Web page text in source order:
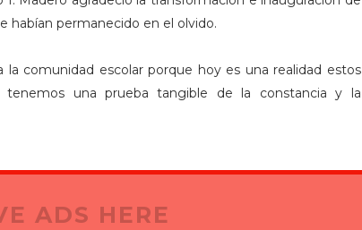
habían permanecido en el olvido.
la comunidad escolar porque hoy es una realidad estos
tenemos una prueba tangible de la constancia y la
ADS HERE